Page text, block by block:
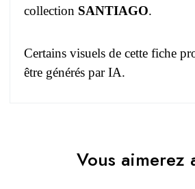
collection SANTIAGO.
Certains visuels de cette fiche
être générés par IA.
Adulte
Vous devez vous connecter pour
Vous aimerez